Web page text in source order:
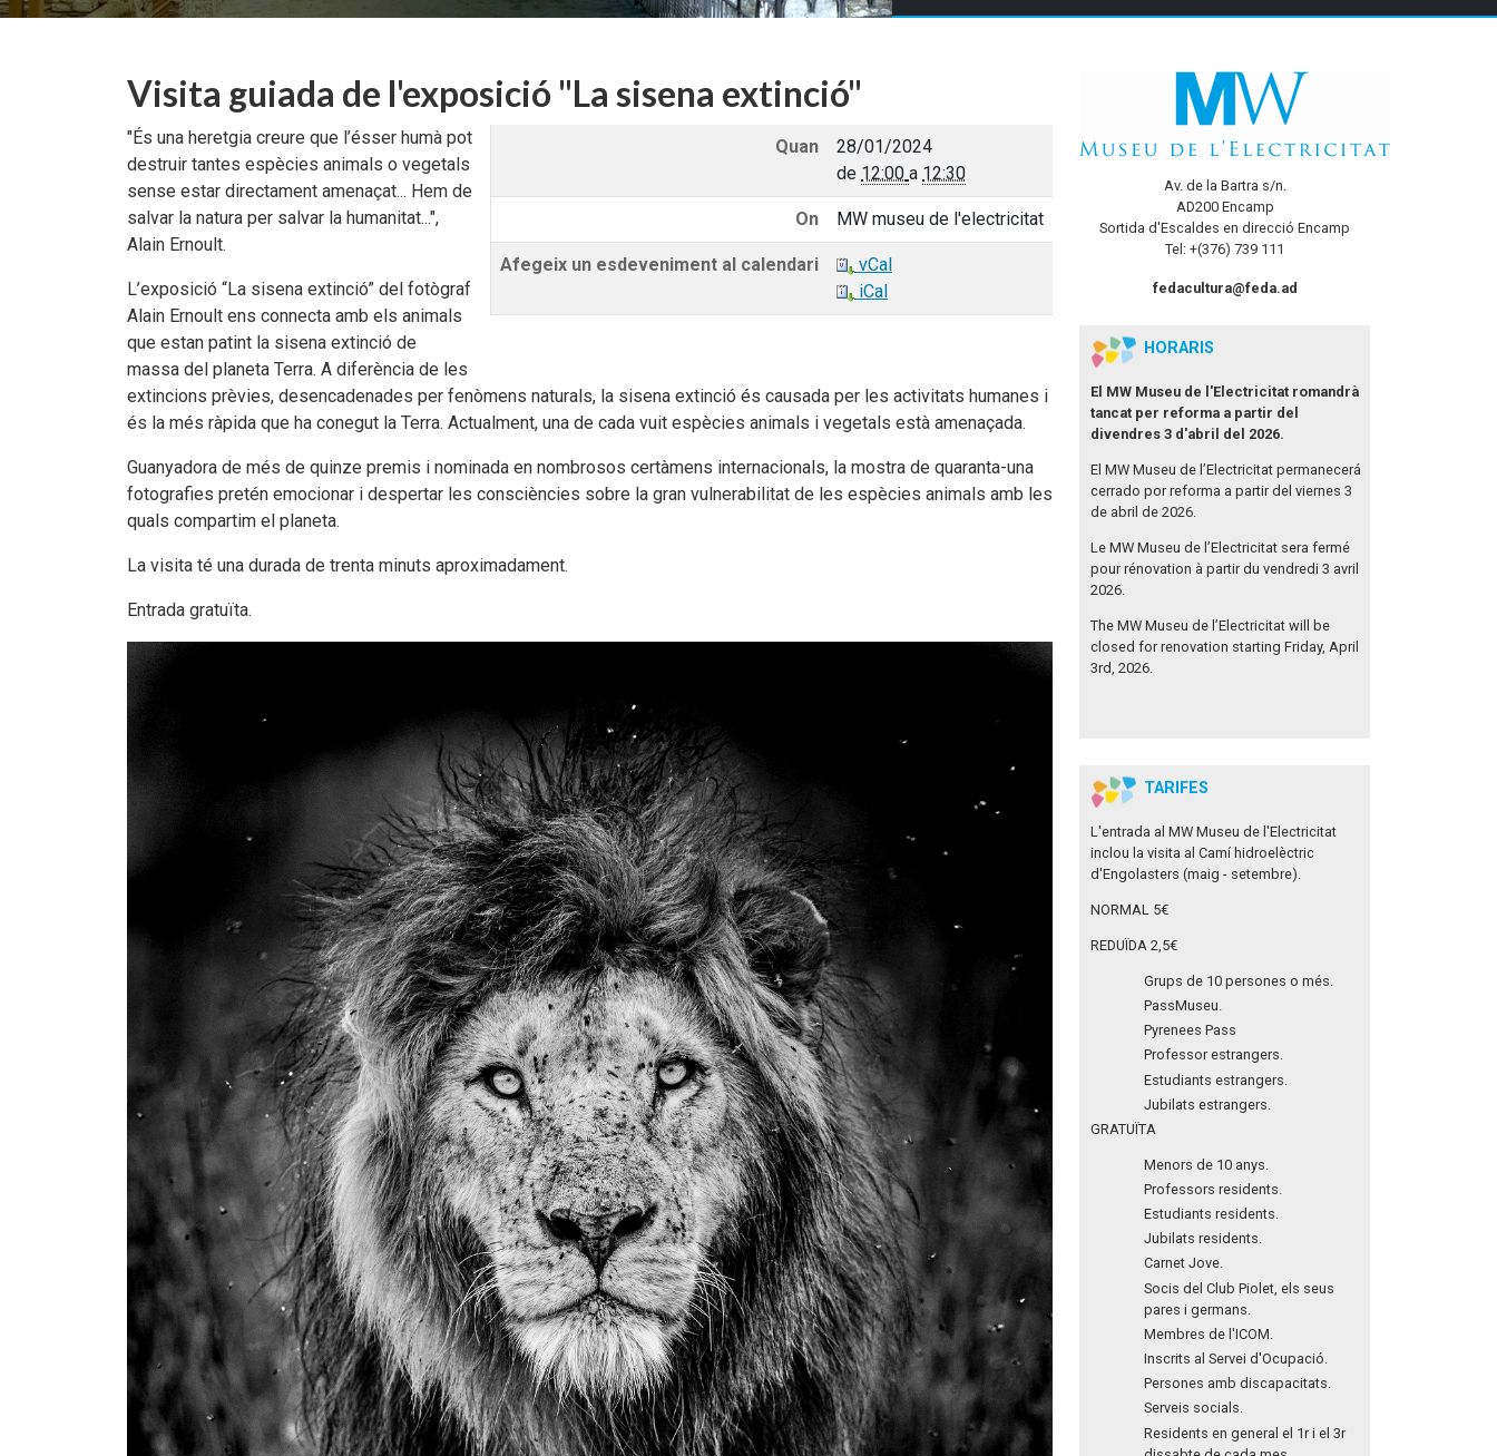
Visita guiada de l'exposició "La sisena extinció"
Quan
28/01/2024
de 12:00 a 12:30
On MW museu de l'electricitat
Afegeix un esdeveniment al calendari
vCal
iCal
"És una heretgia creure que l’ésser humà pot
destruir tantes espècies animals o vegetals
sense estar directament amenaçat... Hem de
salvar la natura per salvar la humanitat...",
Alain Ernoult.
L’exposició “La sisena extinció” del fotògraf
Alain Ernoult ens connecta amb els animals
que estan patint la sisena extinció de
massa del planeta Terra. A diferència de les
extincions prèvies, desencadenades per fenòmens naturals, la sisena extinció és causada per les activitats humanes i
és la més ràpida que ha conegut la Terra. Actualment, una de cada vuit espècies animals i vegetals està amenaçada.
Guanyadora de més de quinze premis i nominada en nombrosos certàmens internacionals, la mostra de quaranta-una
fotografies pretén emocionar i despertar les consciències sobre la gran vulnerabilitat de les espècies animals amb les
quals compartim el planeta.
La visita té una durada de trenta minuts aproximadament.
Entrada gratuïta.
Av. de la Bartra s/n.
AD200 Encamp
Sortida d'Escaldes en direcció Encamp
Tel: +(376) 739 111
fedacultura@feda.ad
HORARIS
El MW Museu de l'Electricitat romandrà
tancat per reforma a partir del
divendres 3 d'abril del 2026.
El MW Museu de l’Electricitat permanecerá
cerrado por reforma a partir del viernes 3
de abril de 2026.
Le MW Museu de l’Electricitat sera fermé
pour rénovation à partir du vendredi 3 avril
2026.
The MW Museu de l’Electricitat will be
closed for renovation starting Friday, April
3rd, 2026.
TARIFES
L'entrada al MW Museu de l'Electricitat
inclou la visita al Camí hidroelèctric
d'Engolasters (maig - setembre).
NORMAL 5€
REDUÏDA 2,5€
Grups de 10 persones o més.
PassMuseu.
Pyrenees Pass
Professor estrangers.
Estudiants estrangers.
Jubilats estrangers.
GRATUÏTA
Menors de 10 anys.
Professors residents.
Estudiants residents.
Jubilats residents.
Carnet Jove.
Socis del Club Piolet, els seus
pares i germans.
Membres de l'ICOM.
Inscrits al Servei d'Ocupació.
Persones amb discapacitats.
Serveis socials.
Residents en general el 1r i el 3r